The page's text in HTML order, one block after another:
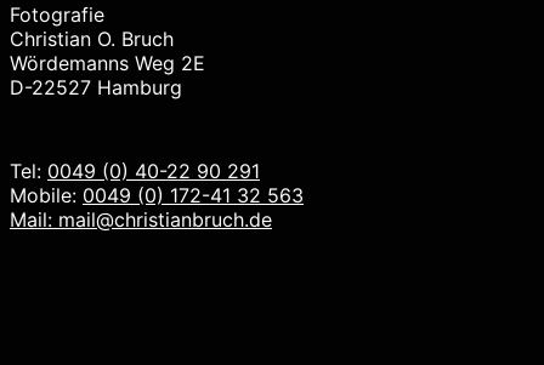
Fotografie
Christian O. Bruch
Wördemanns Weg 2E
D-22527 Hamburg
Tel: 0049 (0) 40-22 90 291
Mobile: 0049 (0) 172-41 32 563
Mail: mail@christianbruch.de